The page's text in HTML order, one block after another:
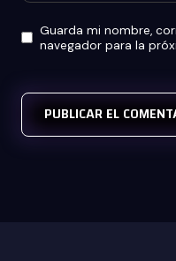
Guarda mi nombre,
navegador para la